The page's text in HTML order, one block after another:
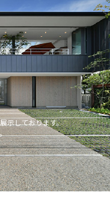
示しております。